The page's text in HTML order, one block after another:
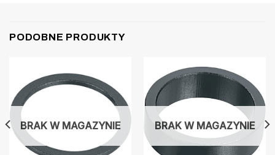
PODOBNE PRODUKTY
BRAK W MAGAZYNIE BRAK W MAGAZYNIE